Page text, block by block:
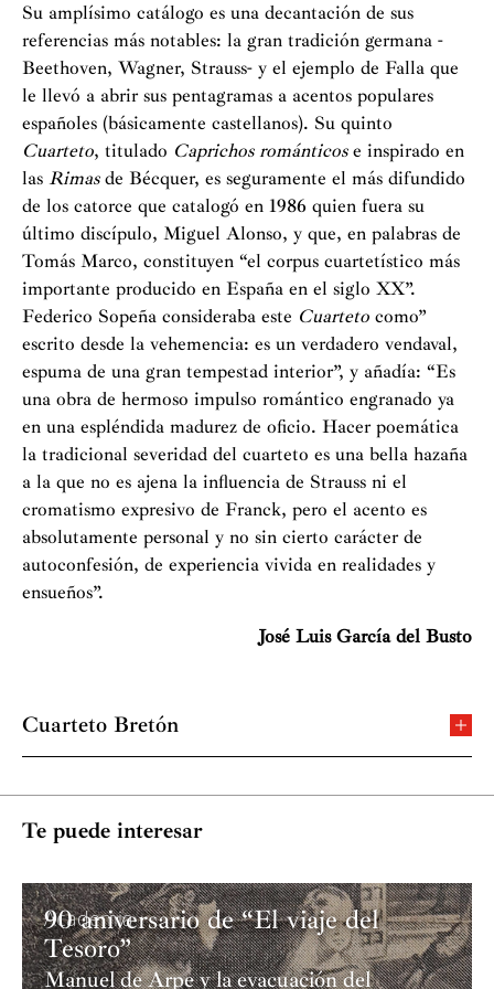
Su amplísimo catálogo es una decantación de sus
referencias más notables: la gran tradición germana -
Beethoven, Wagner, Strauss- y el ejemplo de Falla que
le llevó a abrir sus pentagramas a acentos populares
españoles (básicamente castellanos). Su quinto
Cuarteto, titulado Caprichos románticose inspirado en
las Rimasde Bécquer, es seguramente el más difundido
de los catorce que catalogó en 1986 quien fuera su
último discípulo, Miguel Alonso, y que, en palabras de
Tomás Marco, constituyen “el corpus cuartetístico más
importante producido en España en el siglo XX”.
Federico Sopeña consideraba este Cuarteto como”
escrito desde la vehemencia: es un verdadero vendaval,
espuma de una gran tempestad interior”, y añadía: “Es
una obra de hermoso impulso romántico engranado ya
en una espléndida madurez de oficio. Hacer poemática
la tradicional severidad del cuarteto es una bella hazaña
a la que no es ajena la influencia de Strauss ni el
cromatismo expresivo de Franck, pero el acento es
absolutamente personal y no sin cierto carácter de
autoconfesión, de experiencia vivida en realidades y
ensueños”.
José Luis García del Busto
Cuarteto Bretón
conjunto, su impecable nivel musical
activos en la recuperación de la música española para
cuarteto de cuerda” (Ritmo).
También, “realmente fue un gran concierto del
Te puede interesar
Academia
90 aniversario de “El viaje del
Tesoro”
Manuel de Arpe y la evacuación del